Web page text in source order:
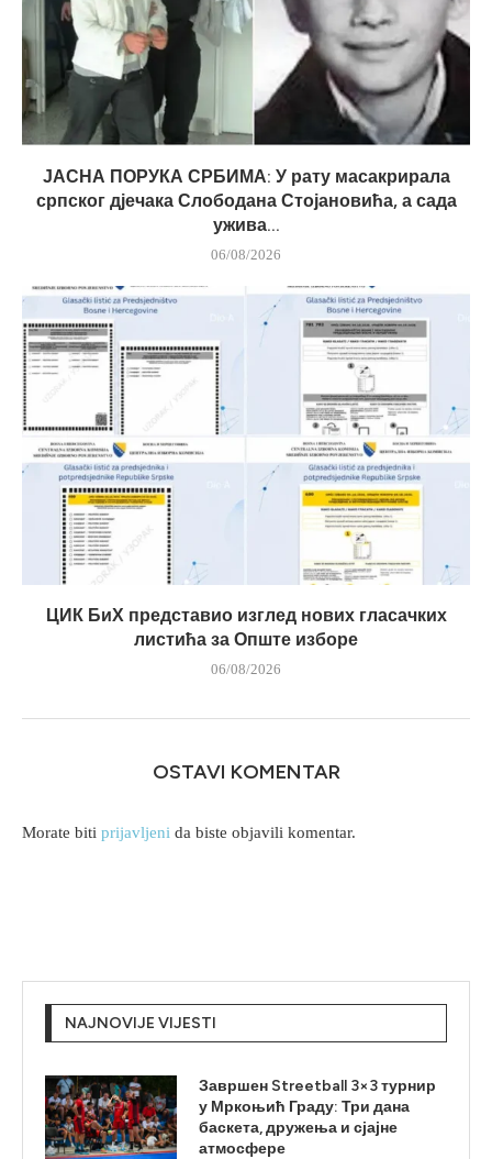
ЈАСНА ПОРУКА СРБИМА: У рату масакрирала
српског дјечака Слободана Стојановића, а сада
ужива...
06/08/2026
ЦИК БиХ представио изглед нових гласачких
листића за Опште изборе
06/08/2026
OSTAVI KOMENTAR
Morate biti prijavljeni da biste objavili komentar.
NAJNOVIJE VIJESTI
Завршен Streetball 3×3 турнир
у Мркоњић Граду: Три дана
баскета, дружења и сјајне
атмосфере